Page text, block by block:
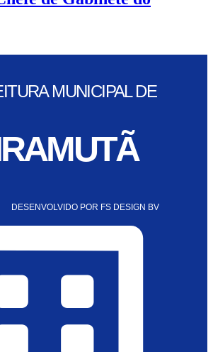
MUNICIPAL DE
DESENVOLVIDO POR FS DESIGN BV